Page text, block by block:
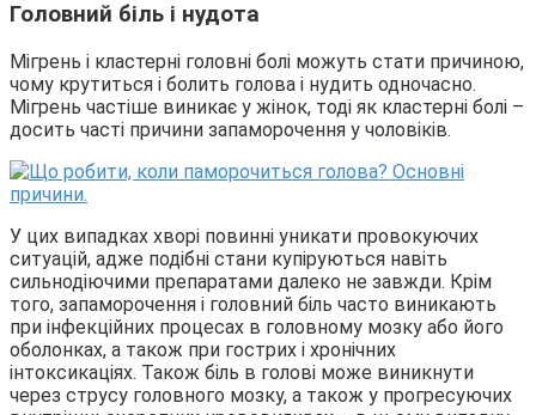
Головний біль і нудота
Мігрень і кластерні головні болі можуть стати причиною,
чому крутиться і болить голова і нудить одночасно.
Мігрень частіше виникає у жінок, тоді як кластерні болі –
досить часті причини запаморочення у чоловіків.
У цих випадках хворі повинні уникати провокуючих
ситуацій, адже подібні стани купіруються навіть
сильнодіючими препаратами далеко не завжди. Крім
того, запаморочення і головний біль часто виникають
при інфекційних процесах в головному мозку або його
оболонках, а також при гострих і хронічних
інтоксикаціях. Також біль в голові може виникнути
через струсу головного мозку, а також у прогресуючих